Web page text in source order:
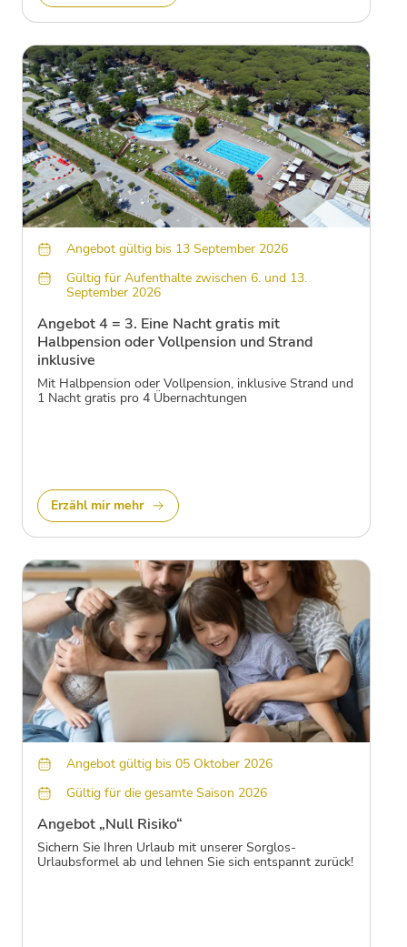
Angebot gültig bis 13 September 2026
Gültig für Aufenthalte zwischen 6. und 13.
September 2026
Angebot 4 = 3. Eine Nacht gratis mit
Halbpension oder Vollpension und Strand
inklusive
Mit Halbpension oder Vollpension, inklusive Strand und
1 Nacht gratis pro 4 Übernachtungen
Erzähl mir mehr
Angebot gültig bis 05 Oktober 2026
Gültig für die gesamte Saison 2026
Angebot „Null Risiko“
Sichern Sie Ihren Urlaub mit unserer Sorglos-
Urlaubsformel ab und lehnen Sie sich entspannt zurück!